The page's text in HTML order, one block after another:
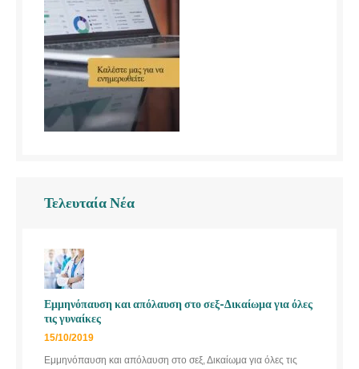
Τελευταία Νέα
Εμμηνόπαυση και απόλαυση στο σεξ-Δικαίωμα για όλες
τις γυναίκες
15/10/2019
Εμμηνόπαυση και απόλαυση στο σεξ, Δικαίωμα για όλες τις